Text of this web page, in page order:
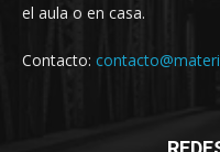
el aula o en casa.
Contacto: